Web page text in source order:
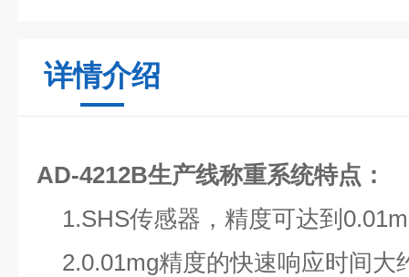
详情介绍
AD-4212B生产线称重系统特点：
1.SHS传感器，精度可达到
2.0.01mg精度的快速响应时间大